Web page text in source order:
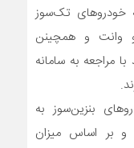
خودروهای تک‌سوز
و وانت و همچینن
مراجعه به سامانه
بنزین‌سوز به
و بر اساس میزان